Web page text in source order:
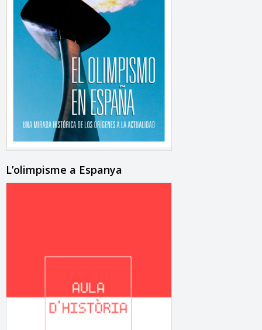
L’olimpisme a Espanya